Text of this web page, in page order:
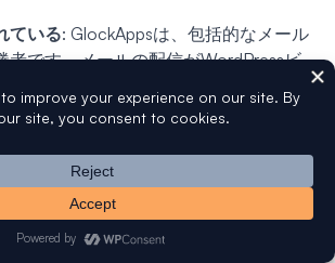
ている: GlockAppsは、包括的なメール
者です。メールの配信がWordPressビ
はWordPress開発ワークフローに
ボックス環境で安全にメールをテスト
に価値があります。